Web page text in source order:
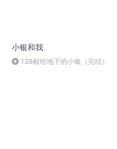
小银和我
138献给地下的小银（完结）